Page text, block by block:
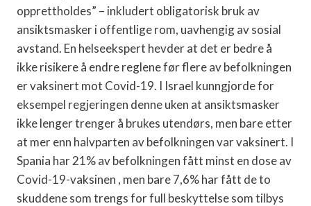
opprettholdes” – inkludert obligatorisk bruk av
ansiktsmasker i offentlige rom, uavhengig av sosial
avstand. En helseekspert hevder at det er bedre å
ikke risikere å endre reglene før flere av befolkningen
er vaksinert mot Covid-19. I Israel kunngjorde for
eksempel regjeringen denne uken at ansiktsmasker
ikke lenger trenger å brukes utendørs, men bare etter
at mer enn halvparten av befolkningen var vaksinert. I
Spania har 21% av befolkningen fått minst en dose av
Covid-19-vaksinen , men bare 7,6% har fått de to
skuddene som trengs for full beskyttelse som tilbys